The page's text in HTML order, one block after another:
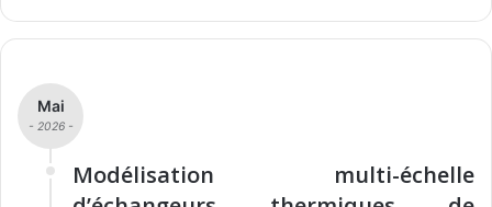
Mai
- 2026 -
Modélisation multi-échelle